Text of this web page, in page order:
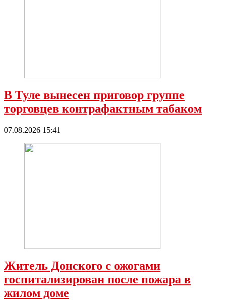
В Туле вынесен приговор группе
торговцев контрафактным табаком
07.08.2026 15:41
Житель Донского с ожогами
госпитализирован после пожара в
жилом доме